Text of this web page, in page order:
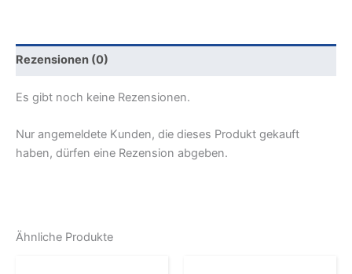
Rezensionen (0)
Es gibt noch keine Rezensionen.
Nur angemeldete Kunden, die dieses Produkt gekauft
haben, dürfen eine Rezension abgeben.
Ähnliche Produkte